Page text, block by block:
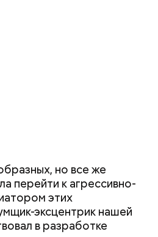
но все же
перейти к агрессивно-
этих
эксцентрик нашей
в разработке